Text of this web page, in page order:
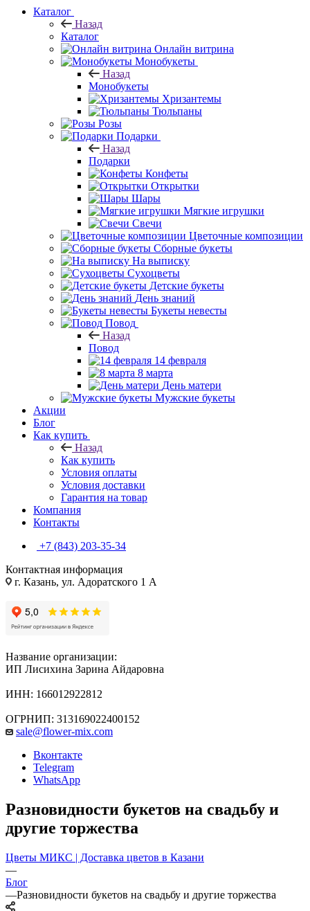
Каталог
Назад
Каталог
Онлайн витрина
Монобукеты
Назад
Монобукеты
Хризантемы
Тюльпаны
Розы
Подарки
Назад
Подарки
Конфеты
Открытки
Шары
Мягкие игрушки
Свечи
Цветочные композиции
Сборные букеты
На выписку
Сухоцветы
Детские букеты
День знаний
Букеты невесты
Повод
Назад
Повод
14 февраля
8 марта
День матери
Мужские букеты
Акции
Блог
Как купить
Назад
Как купить
Условия оплаты
Условия доставки
Гарантия на товар
Компания
Контакты
+7 (843) 203-35-34
Контактная информация
г. Казань, ул. Адоратского 1 А
Название организации:
ИП Лисихина Зарина Айдаровна
ИНН: 166012922812
ОГРНИП: 313169022400152
sale@flower-mix.com
Вконтакте
Telegram
WhatsApp
Разновидности букетов на свадьбу и
другие торжества
Цветы МИКС | Доставка цветов в Казани
—
Блог
—Разновидности букетов на свадьбу и другие торжества